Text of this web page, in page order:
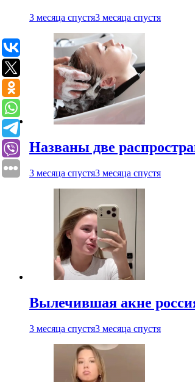
3 месяца спустя3 месяца спустя
Названы две
3 месяца спустя3 месяца спустя
Вылечившая акне
3 месяца спустя3 месяца спустя